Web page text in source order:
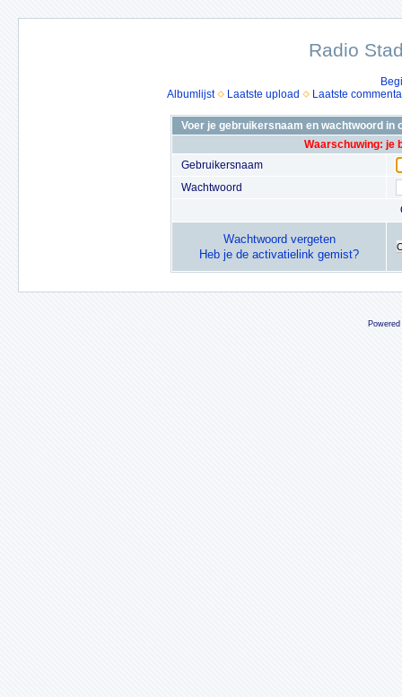
Radio
Albumlijst
Laatste upload Laatste
Voer je gebruikersnaam en wachtwoord in
Waarschuwing: je
Gebruikersnaam
Wachtwoord
Wachtwoord vergeten
Heb je de activatielink gemist?